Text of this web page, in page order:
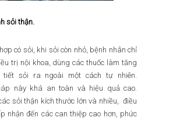
sỏi thận.
có sỏi, khi sỏi còn nhỏ, bệnh nhân chỉ
trị nội khoa, dùng các thuốc làm tăng
tiết sỏi ra ngoài một cách tự nhiên.
này khá an toàn và hiệu quả cao.
sỏi thận kích thước lớn và nhiều, điều
nhận đến các can thiệp cao hơn, phức